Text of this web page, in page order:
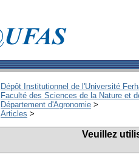
Dépôt Institutionnel de l'Université
Faculté des Sciences de la Nature et
Département d'Agronomie >
Articles >
Veuillez